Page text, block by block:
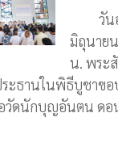
วันอ
มิถุนาย
น. พระ
ะธานในพิธีบูชาข
วัดนักบุญอันตน ดอ